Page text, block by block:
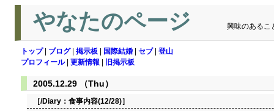
やなたのページ 興味のあるこ
トップ| ブログ| 掲示板 国際結婚 セブ| 登山
プロフィール| 更新情報 旧掲示板
2005.12.29 （Thu）
［/Diary： 食事内容(12/28)］